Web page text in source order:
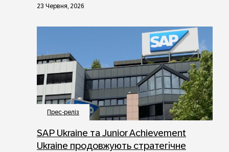
23 Червня, 2026
Прес-реліз
SAP Ukraine та Junior Achievement
Ukraine продовжують стратегічне